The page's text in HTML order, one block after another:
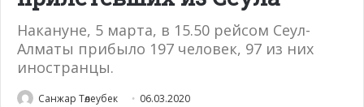
Накануне, 5 марта, в 15.50 рейсом Сеул-
Алматы прибыло 197 человек, 97 из них
иностранцы.
Санжар Төлеубек 06.03.2020